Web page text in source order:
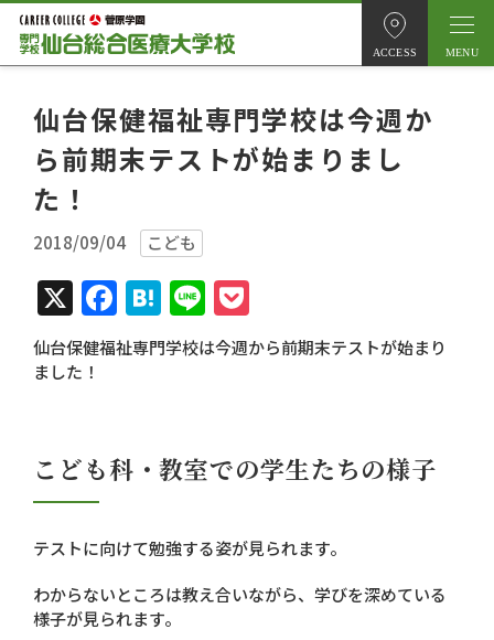
ACCESS
仙台保健福祉専門学校は今週か
ら前期末テストが始まりまし
た！
2018/09/04 こども
X Facebook
Hatena
Line
仙台保健福祉専門学校は今週から前期末テストが始まり
ました！
こども科・教室での学生たちの様子
テストに向けて勉強する姿が見られます。
わからないところは教え合いながら、学びを深めている
様子が見られます。